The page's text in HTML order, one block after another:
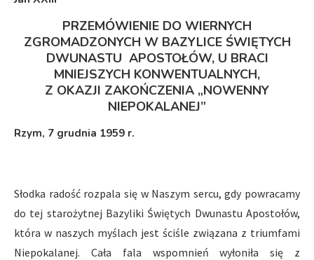
PRZEMÓWIENIE DO WIERNYCH
ZGROMADZONYCH W BAZYLICE ŚWIĘTYCH
DWUNASTU APOSTOŁÓW, U BRACI
MNIEJSZYCH KONWENTUALNYCH,
Z OKAZJI ZAKOŃCZENIA „NOWENNY
NIEPOKALANEJ”
Rzym, 7 grudnia 1959 r.
Słodka radość rozpala się w Naszym sercu, gdy powracamy
do tej starożytnej Bazyliki Świętych Dwunastu Apostołów,
która w naszych myślach jest ściśle związana z triumfami
Niepokalanej. Cała fala wspomnień wyłoniła się z